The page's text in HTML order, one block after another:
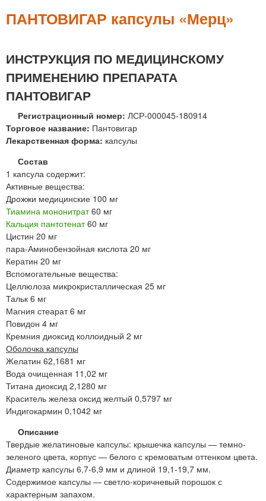
ПАНТОВИГАР капсулы «Мерц»
ИНСТРУКЦИЯ ПО МЕДИЦИНСКОМУ
ПРИМЕНЕНИЮ ПРЕПАРАТА
ПАНТОВИГАР
Регистрационный номер: ЛСР-000045-180914
Торговое название: Пантовигар
Лекарственная форма: капсулы
Состав
1 капсула содержит:
Активные вещества:
Дрожжи медицинские 100 мг
Тиамина мононитрат60 мг
Кальция пантотенат60 мг
Цистин 20 мг
пара-Аминобензойная кислота 20 мг
Кератин 20 мг
Вспомогательные вещества:
Целлюлоза микрокристаллическая 25 мг
Тальк 6 мг
Магния стеарат 6 мг
Повидон 4 мг
Кремния диоксид коллоидный 2 мг
Оболочка капсулы
Желатин 62,1681 мг
Вода очищенная 11,02 мг
Титана диоксид 2,1280 мг
Краситель железа оксид желтый 0,5797 мг
Индигокармин 0,1042 мг
Описание
Твердые желатиновые капсулы: крышечка капсулы — темно-
зеленого цвета, корпус — белого с кремоватым оттенком цвета.
Диаметр капсулы 6,7-6,9 мм и длиной 19,1-19,7 мм.
Содержимое капсулы — светло-коричневый порошок с
характерным запахом.